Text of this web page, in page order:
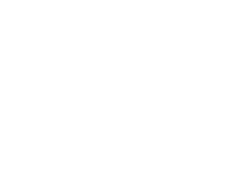
y cómo